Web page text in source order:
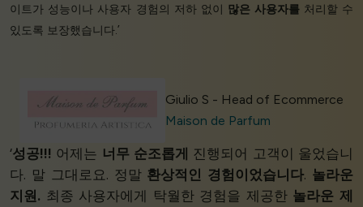
이트가 성능이나 사용자 경험의 저하 없이 많은 사용자를처리할 수
있도록 보장했습니다.’
Giulio S - Head of Ecommerce
Maison de Parfum
‘성공!!! 어제는 너무 순조롭게 진행되어 고객이 울었습니
다. 말 그대로요. 정말 환상적인 경험이었습니다. 놀라운
지원. 최종 사용자에게 탁월한 경험을 제공한 놀라운 제